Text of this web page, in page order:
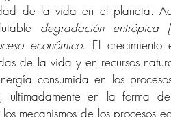
de la vida en el planeta.
degradación entrópica
económico. El crecimiento
de la vida y en recursos
consumida en los
ultimadamente en la forma
los mecanismos de los procesos